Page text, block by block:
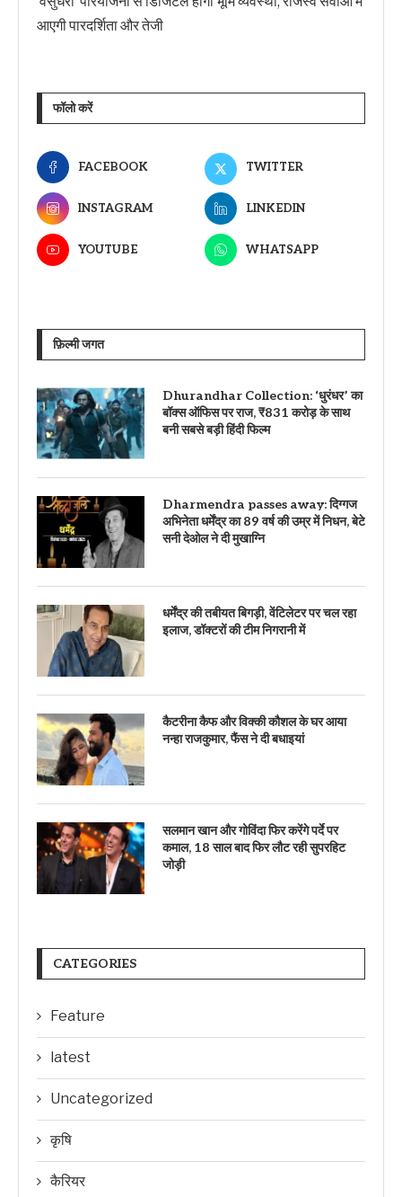
आएगी पारदर्शिता और तेजी
फॉलो करें
FACEBOOK TWITTER
INSTAGRAM LINKEDIN
YOUTUBE WHATSAPP
फ़िल्मी जगत
Dhurandhar Collection: ‘धुरंधर’ का
बॉक्स ऑफिस पर राज, ₹831 करोड़ के साथ
बनी सबसे बड़ी हिंदी फिल्म
Dharmendra passes away: दिग्गज
अभिनेता धर्मेंद्र का 89 वर्ष की उम्र में निधन, बेटे
सनी देओल ने दी मुखाग्नि
धर्मेंद्र की तबीयत बिगड़ी, वेंटिलेटर पर चल रहा
इलाज, डॉक्टरों की टीम निगरानी में
कैटरीना कैफ और विक्की कौशल के घर आया
नन्हा राजकुमार, फैंस ने दी बधाइयां
सलमान खान और गोविंदा फिर करेंगे पर्दे पर
कमाल, 18 साल बाद फिर लौट रही सुपरहिट
जोड़ी
CATEGORIES
Feature
latest
Uncategorized
कृषि
कैरियर